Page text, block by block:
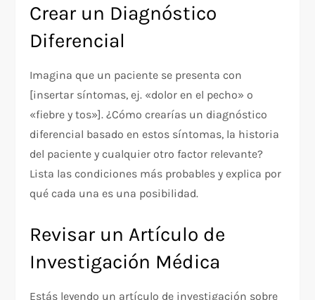
Crear un Diagnóstico
Diferencial
Imagina que un paciente se presenta con
[insertar síntomas, ej. «dolor en el pecho» o
«fiebre y tos»]. ¿Cómo crearías un diagnóstico
diferencial basado en estos síntomas, la historia
del paciente y cualquier otro factor relevante?
Lista las condiciones más probables y explica por
qué cada una es una posibilidad.
Revisar un Artículo de
Investigación Médica
Estás leyendo un artículo de investigación sobre